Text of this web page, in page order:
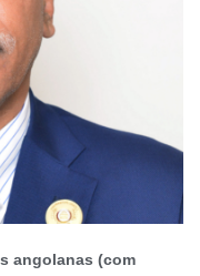
angolanas (com